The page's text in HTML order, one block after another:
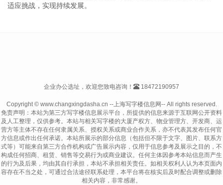
适应挑战，实现持续发展。
企业办公选址，欢迎您致电咨询！ 18472190957
Copyright © www.changxingdasha.cn --上海写字楼信息网-- All rights reserved.
免责声明：本站为第三方写字楼信息展示平台，所提供的信息来源于互联网公开资料
及人工整理，仅供参考。本站与相关写字楼的大厦产权方、物业管理方、开发商、运
营方等主体不存在任何隶属关系、授权关系或商业合作关系，亦不代表其发布任何官
方信息或作出任何承诺。本站所展示的部分信息（包括但不限于文字、图片、联系方
式等）可能来自第三方合作机构或广告展示内容，仅用于信息参考及展示之目的，不
构成任何招商、租赁、销售等交易行为或商业建议。任何主体因参考本站信息而产生
的行为及后果，均由其自行承担，本站不承担相关责任。如相关权利人认为本页面内
容存在不当之处，可通过合法途径联系处理，本平台将在核实后及时配合调整或删除
相关内容，非常感谢。